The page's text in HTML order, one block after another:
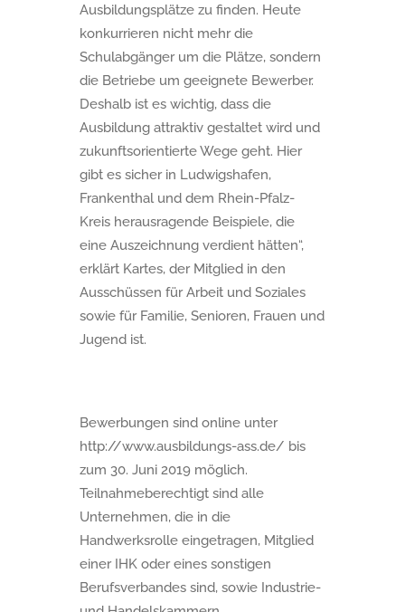
Ausbildungsplätze zu finden. Heute
konkurrieren nicht mehr die
Schulabgänger um die Plätze, sondern
die Betriebe um geeignete Bewerber.
Deshalb ist es wichtig, dass die
Ausbildung attraktiv gestaltet wird und
zukunftsorientierte Wege geht. Hier
gibt es sicher in Ludwigshafen,
Frankenthal und dem Rhein-Pfalz-
Kreis herausragende Beispiele, die
eine Auszeichnung verdient hätten“,
erklärt Kartes, der Mitglied in den
Ausschüssen für Arbeit und Soziales
sowie für Familie, Senioren, Frauen und
Jugend ist.
Bewerbungen sind online unter
http://www.ausbildungs-ass.de/ bis
zum 30. Juni 2019 möglich.
Teilnahmeberechtigt sind alle
Unternehmen, die in die
Handwerksrolle eingetragen, Mitglied
einer IHK oder eines sonstigen
Berufsverbandes sind, sowie Industrie-